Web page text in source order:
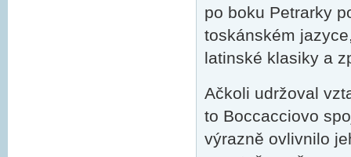
po boku Petrarky
toskánském
latinské klasiky a
Ačkoli udržoval
to Boccacciovo
výrazně ovlivnilo